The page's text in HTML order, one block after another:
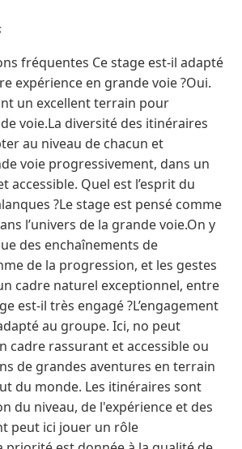
fréquentes Ce stage est-il adapté
expérience en grande voie ?Oui.
un excellent terrain pour
voie.La diversité des itinéraires
au niveau de chacun et
voie progressivement, dans un
accessible. Quel est l’esprit du
?Le stage est pensé comme
l’univers de la grande voie.On y
des enchaînements de
de la progression, et les gestes
cadre naturel exceptionnel, entre
est-il très engagé ?L’engagement
au groupe. Ici, no peut
cadre rassurant et accessible ou
de grandes aventures en terrain
du monde. Les itinéraires sont
du niveau, de l'expérience et des
peut ici jouer un rôle